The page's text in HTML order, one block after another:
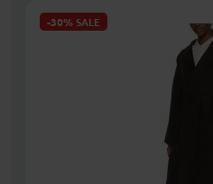
-30% SALE